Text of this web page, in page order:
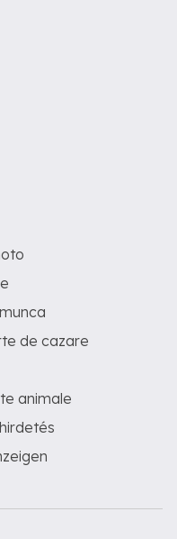
de cazare
animale